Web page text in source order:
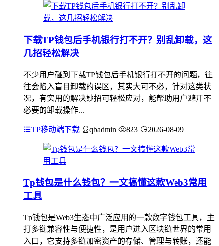
下载TP钱包后手机银行打不开？别乱卸载，这
几招轻松解决
不少用户碰到下载TP钱包后手机银行打不开的问题，往
往会陷入盲目卸载的误区，其实大可不必，针对这类状
况，有实用的解决妙招可轻松应对，能帮助用户避开不
必要的卸载操作...
TP移动端下载 qbadmin 823 2026-08-09
Tp钱包是什么钱包？一文搞懂这款Web3常用
工具
Tp钱包是Web3生态中广泛应用的一款数字钱包工具，主
打多链兼容性与便捷性，是用户进入区块链世界的常用
入口，它支持多链加密资产的存储、管理与转账，还能